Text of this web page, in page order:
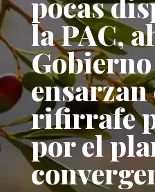
la PAC,
Gobierno
rifirrafe
por el